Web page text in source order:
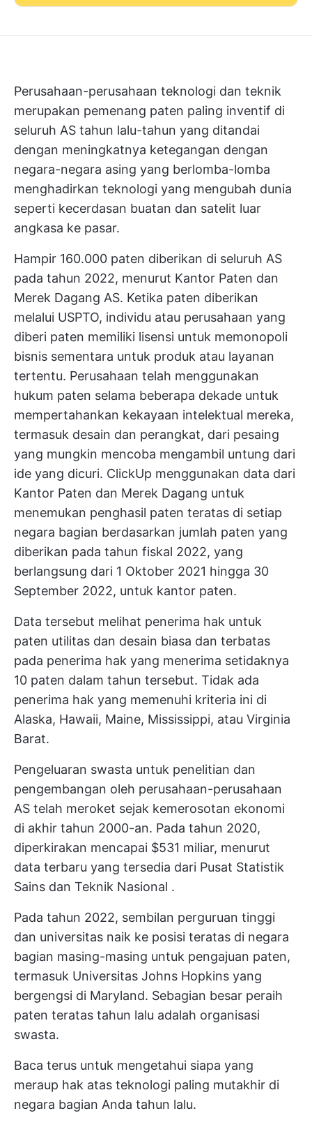
Perusahaan-perusahaan teknologi dan teknik
merupakan pemenang paten paling inventif di
seluruh AS tahun lalu-tahun yang ditandai
dengan meningkatnya ketegangan dengan
negara-negara asing yang berlomba-lomba
menghadirkan teknologi yang mengubah dunia
seperti kecerdasan buatan dan satelit luar
angkasa ke pasar.
Hampir 160.000 paten diberikan di seluruh AS
pada tahun 2022, menurut Kantor Paten dan
Merek Dagang AS. Ketika paten diberikan
melalui USPTO, individu atau perusahaan yang
diberi paten memiliki lisensi untuk memonopoli
bisnis sementara untuk produk atau layanan
tertentu. Perusahaan telah menggunakan
hukum paten selama beberapa dekade untuk
mempertahankan kekayaan intelektual mereka,
termasuk desain dan perangkat, dari pesaing
yang mungkin mencoba mengambil untung dari
ide yang dicuri. ClickUp menggunakan data dari
Kantor Paten dan Merek Dagang untuk
menemukan penghasil paten teratas di setiap
negara bagian berdasarkan jumlah paten yang
diberikan pada tahun fiskal 2022, yang
berlangsung dari 1 Oktober 2021 hingga 30
September 2022, untuk kantor paten.
Data tersebut melihat penerima hak untuk
paten utilitas dan desain biasa dan terbatas
pada penerima hak yang menerima setidaknya
10 paten dalam tahun tersebut. Tidak ada
penerima hak yang memenuhi kriteria ini di
Alaska, Hawaii, Maine, Mississippi, atau Virginia
Barat.
Pengeluaran swasta untuk penelitian dan
pengembangan oleh perusahaan-perusahaan
AS telah meroket sejak kemerosotan ekonomi
di akhir tahun 2000-an. Pada tahun 2020,
diperkirakan mencapai $531 miliar, menurut
data terbaru yang tersedia dari Pusat Statistik
Sains dan Teknik Nasional .
Pada tahun 2022, sembilan perguruan tinggi
dan universitas naik ke posisi teratas di negara
bagian masing-masing untuk pengajuan paten,
termasuk Universitas Johns Hopkins yang
bergengsi di Maryland. Sebagian besar peraih
paten teratas tahun lalu adalah organisasi
swasta.
Baca terus untuk mengetahui siapa yang
meraup hak atas teknologi paling mutakhir di
negara bagian Anda tahun lalu.